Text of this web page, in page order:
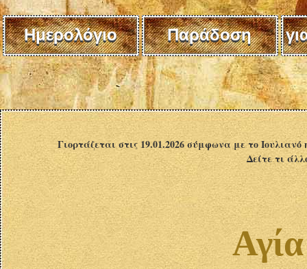
Ημερολόγιο Παράδοση
Γιορτάζεται στις 19.01.2026 σύμφωνα με το
Δείτε τι